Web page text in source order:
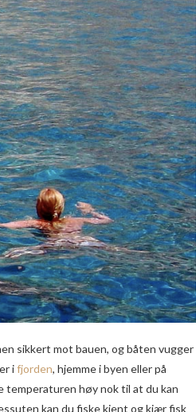
sikkert mot bauen, og båten vugger
ifjorden, hjemme i byen eller på
temperaturen høy nok til at du kan
kan du fiske kjent og kjær fisk